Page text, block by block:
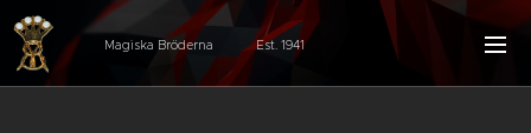
Magiska Bröderna Est. 1941